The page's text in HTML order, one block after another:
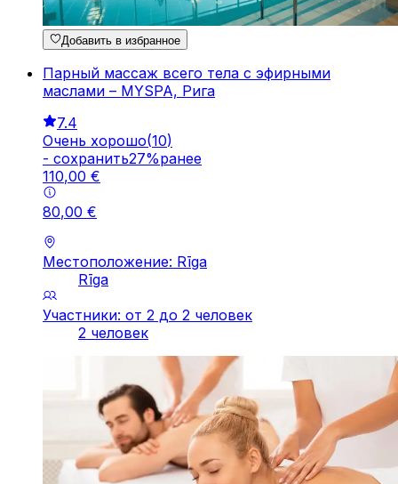
Добавить в избранное
Парный массаж всего тела с эфирными
маслами – MYSPA, Рига
7.4
Очень хорошо(10)
- cохранить27%ранее
110,00 €
80,00 €
Местоположение: Rīga
Rīga
Участники: от 2 до 2 человек
2 человек